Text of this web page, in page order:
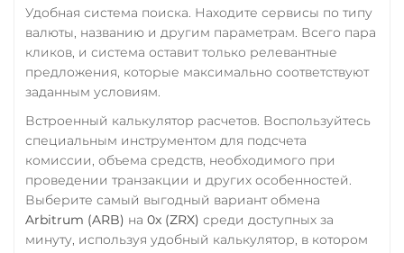
Удобная система поиска. Находите сервисы по типу
валюты, названию и другим параметрам. Всего пара
кликов, и система оставит только релевантные
предложения, которые максимально соответствуют
заданным условиям.
Встроенный калькулятор расчетов. Воспользуйтесь
специальным инструментом для подсчета
комиссии, объема средств, необходимого при
проведении транзакции и других особенностей.
Выберите самый выгодный вариант обмена
Arbitrum (ARB) на 0x (ZRX) среди доступных за
минуту, используя удобный калькулятор, в котором